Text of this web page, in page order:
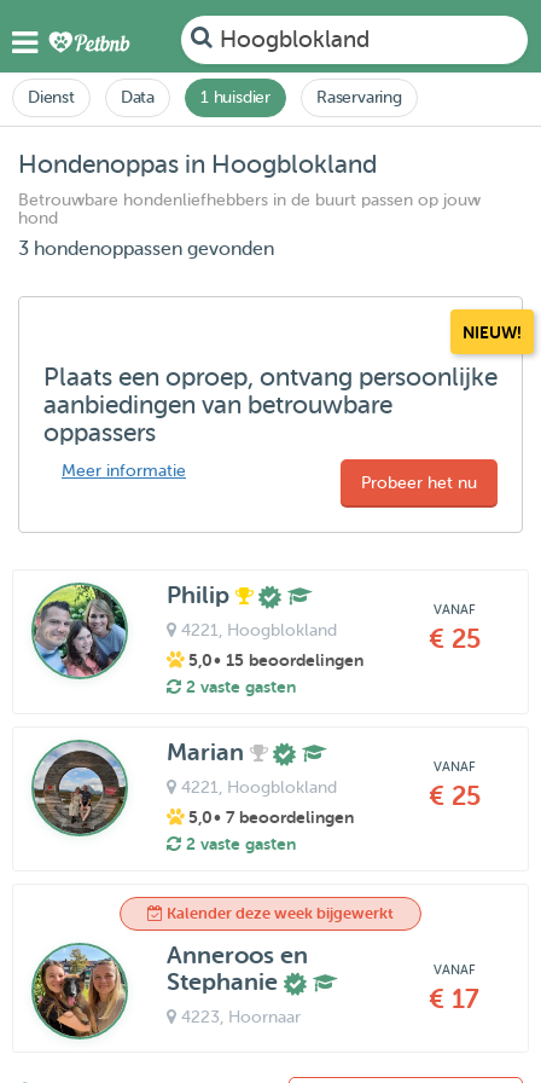
Hoogblokland
Dienst Data 1 huisdier Raservaring
Hondenoppas in Hoogblokland
Betrouwbare hondenliefhebbers in de buurt passen op jouw
hond
3 hondenoppassen gevonden
NIEUW!
Plaats een oproep, ontvang persoonlijke
aanbiedingen van betrouwbare
oppassers
Meer informatie
Probeer het nu
Philip
4221 , Hoogblokland
5,0• 15 beoordelingen
2 vaste gasten
VANAF
€ 25
Marian
4221 , Hoogblokland
5,0• 7 beoordelingen
2 vaste gasten
VANAF
€ 25
Kalender deze week bijgewerkt
Anneroos en
Stephanie
4223 , Hoornaar
VANAF
€ 17